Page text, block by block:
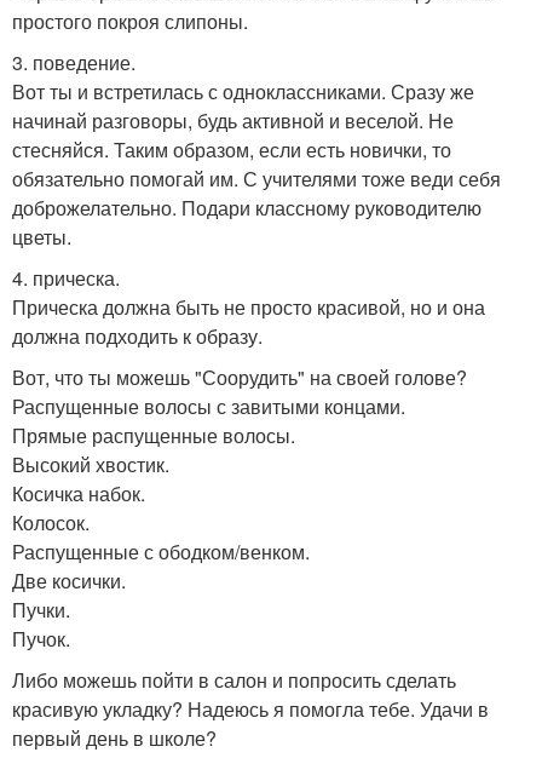
простого покроя слипоны.
3. поведение.
Вот ты и встретилась с одноклассниками. Сразу же
начинай разговоры, будь активной и веселой. Не
стесняйся. Таким образом, если есть новички, то
обязательно помогай им. С учителями тоже веди себя
доброжелательно. Подари классному руководителю
цветы.
4. прическа.
Прическа должна быть не просто красивой, но и она
должна подходить к образу.
Вот, что ты можешь "Соорудить" на своей голове?
Распущенные волосы с завитыми концами.
Прямые распущенные волосы.
Высокий хвостик.
Косичка набок.
Колосок.
Распущенные с ободком/венком.
Две косички.
Пучки.
Пучок.
Либо можешь пойти в салон и попросить сделать
красивую укладку? Надеюсь я помогла тебе. Удачи в
первый день в школе?